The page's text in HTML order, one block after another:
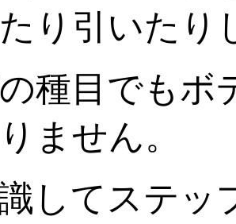
り引いたり
種目でもボ
ません。
してステッ